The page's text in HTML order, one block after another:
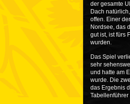
der gesamte
Dach
offen. Einer
Nordsee, das
gut ist, ist fürs
wurden.
Das Spiel
sehr
und hatte am
wurde. Die
das Ergebnis